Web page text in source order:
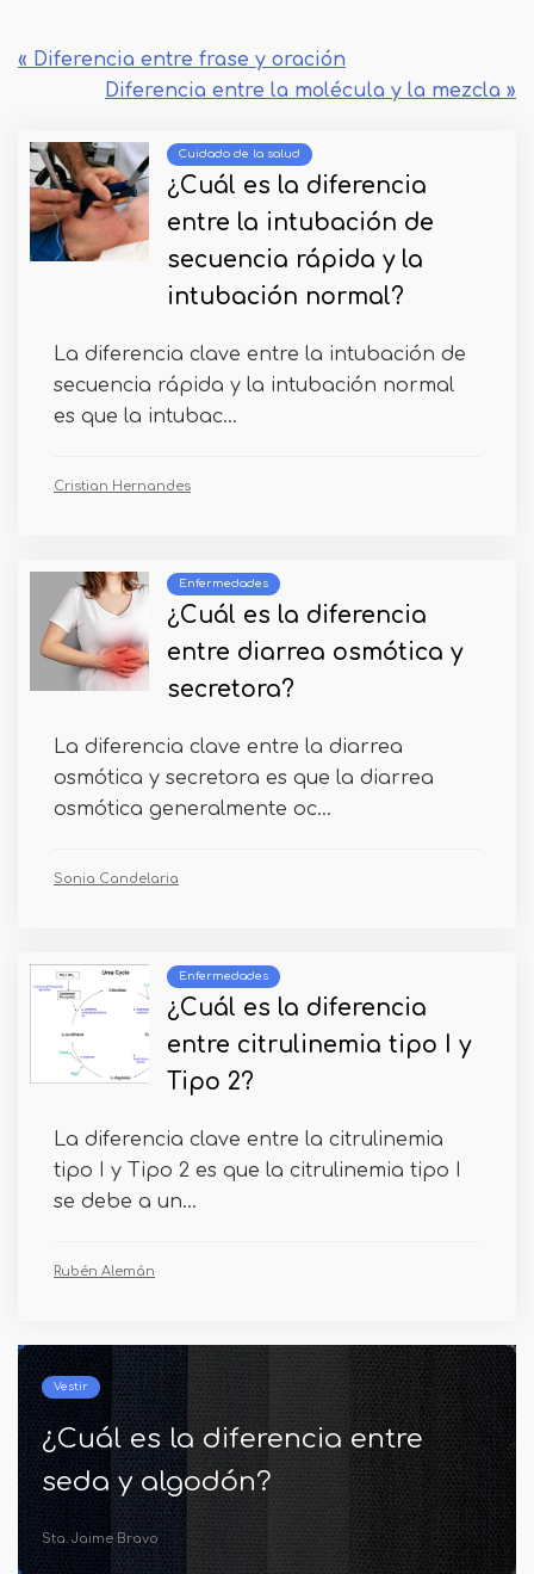
« Diferencia entre frase y oración
Diferencia entre la molécula y la mezcla »
Cuidado de la salud
¿Cuál es la diferencia
entre la intubación de
secuencia rápida y la
intubación normal?
La diferencia clave entre la intubación de
secuencia rápida y la intubación normal
es que la intubac...
Cristian Hernandes
Enfermedades
¿Cuál es la diferencia
entre diarrea osmótica y
secretora?
La diferencia clave entre la diarrea
osmótica y secretora es que la diarrea
osmótica generalmente oc...
Sonia Candelaria
Enfermedades
¿Cuál es la diferencia
entre citrulinemia tipo I y
Tipo 2?
La diferencia clave entre la citrulinemia
tipo I y Tipo 2 es que la citrulinemia tipo I
se debe a un...
Rubén Alemán
Enfermedades
¿Cuál es la diferencia entre la
EPOC y el cáncer de pulmón?
Sta. Jaime Bravo